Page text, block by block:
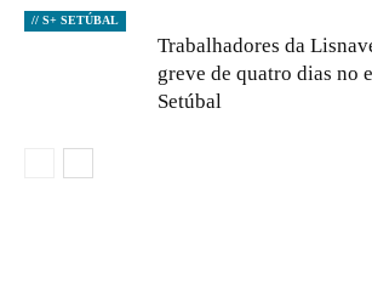
// S+ SETÚBAL
Trabalhadores da
greve de quatro dias no
Setúbal